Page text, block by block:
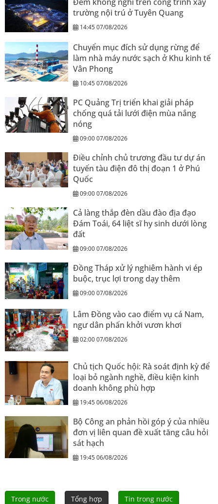
trường nội trú ở Tuyên Quang
14:45 07/08/2026
Chuyển mục đích sử dụng rừng để
làm nhà máy nước sạch ở Khu kinh tế
Vân Phong
10:45 07/08/2026
PC Quảng Trị triển khai giải pháp
chống quá tải lưới điện mùa nắng
nóng
09:00 07/08/2026
Điều chỉnh chủ trương đầu tư dự án
tuyến tàu điện đô thị đoạn 1 ở Phú
Quốc
09:00 07/08/2026
Cả làng thắp đèn dầu đào địa đạo
Đám Toái, 64 liệt sĩ hy sinh dưới lòng
đất
09:00 07/08/2026
Đồng Tháp xử lý nghiêm hành vi ép
buộc, trục lợi trong dạy thêm
09:00 07/08/2026
Lâm Đồng vào cao điểm vụ cá Nam,
ngư dân phấn khởi vươn khơi
02:00 07/08/2026
Chủ tịch Quốc hội: Rà soát định kỳ để
loại bỏ ngành nghề, điều kiện kinh
doanh không phù hợp
19:45 06/08/2026
Bộ Công an phản hồi góp ý của nhiều
đơn vị liên quan đề xuất tăng câu hỏi
sát hạch
19:45 06/08/2026
Trong nước Tổng hợp Tin trong nước